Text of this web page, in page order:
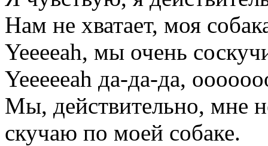
Нам не хватает, моя
Yeeeeah, мы очень
Yeeeeeah да-да-да,
Мы, действительно, мне
скучаю по моей собаке.